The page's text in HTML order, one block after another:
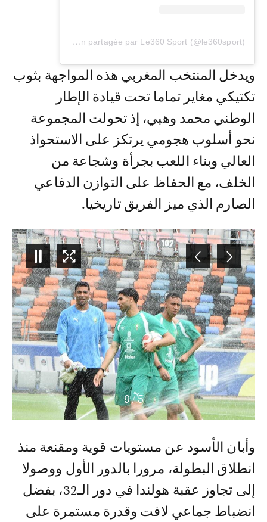
Une publication partagée par Le360 Sport (@le360sport)
ويدخل المنتخب المغربي هذه المواجهة بثوب
تكتيكي مغاير تماما تحت قيادة الإطار
الوطني محمد وهبي، إذ تحولت المجموعة
نحو أسلوب هجومي يرتكز على الاستحواذ
العالي وبناء اللعب بجرأة وشجاعة من
الخلف، مع الحفاظ على التوازن الدفاعي
الصارم الذي ميز الفريق تاريخيا.
5
/
9
وأبان الأسود عن مستويات قوية ومقنعة منذ
انطلاق البطولة، مرورا بالدور الأول ووصولا
إلى تجاوز عقبة هولندا في دور الـ32، بفضل
انضباط جماعي لافت وقدرة مستمرة على